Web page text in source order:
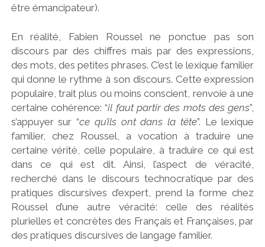
être émancipateur).
En réalité, Fabien Roussel ne ponctue pas son
discours par des chiffres mais par des expressions,
des mots, des petites phrases. C’est le lexique familier
qui donne le rythme à son discours. Cette expression
populaire, trait plus ou moins conscient, renvoie à une
certaine cohérence: “il faut partir des mots des gens”,
s’appuyer sur “ce qu’ils ont dans la tête”. Le lexique
familier, chez Roussel, a vocation à traduire une
certaine vérité, celle populaire, à traduire ce qui est
dans ce qui est dit. Ainsi, l’aspect de véracité,
recherché dans le discours technocratique par des
pratiques discursives d’expert, prend la forme chez
Roussel d’une autre véracité: celle des réalités
plurielles et concrètes des Français et Françaises, par
des pratiques discursives de langage familier.